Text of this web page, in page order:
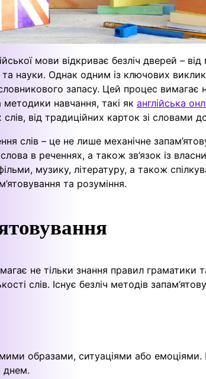
мови відкриває безліч дверей –
та науки. Однак одним із ключових
запасу. Цей процес вимагає
методики навчання, такі як англійська
від традиційних карток зі словами
слів – це не лише механічне
в реченнях, а також зв’язок із
музику, літературу, а також
та розуміння.
не тільки знання правил граматики
слів. Існує безліч методів
образами, ситуаціями або
днем.